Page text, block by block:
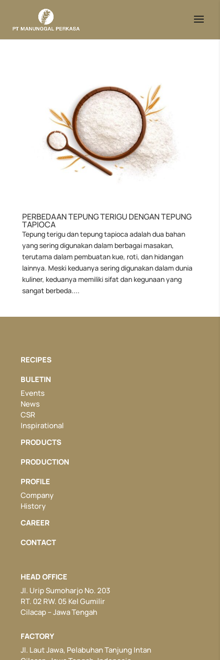
PERBEDAAN TEPUNG TERIGU DENGAN TEPUNG
TAPIOCA
Tepung terigu dan tepung tapioca adalah dua bahan
yang sering digunakan dalam berbagai masakan,
terutama dalam pembuatan kue, roti, dan hidangan
lainnya. Meski keduanya sering digunakan dalam dunia
kuliner, keduanya memiliki sifat dan kegunaan yang
sangat berbeda....
RECIPES
BULETIN
Events
News
CSR
Inspirational
PRODUCTS
PRODUCTION
PROFILE
Company
History
CAREER
CONTACT
HEAD OFFICE
Jl. Urip Sumoharjo No. 203
RT. 02 RW. 05 Kel Gumilir
Cilacap – Jawa Tengah
FACTORY
Jl. Laut Jawa, Pelabuhan Tanjung Intan